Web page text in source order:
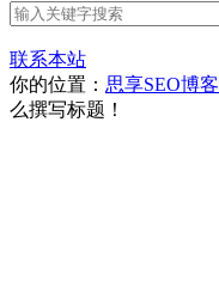
联系本站
你的位置： 思享SEO博客
么撰写标题！